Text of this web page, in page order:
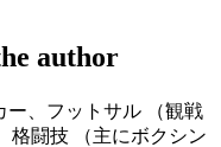
author
ー、フットサル （観戦
格闘技 （主にボクシン